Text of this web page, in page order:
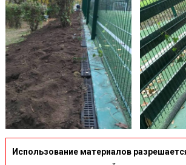
Использование материалов